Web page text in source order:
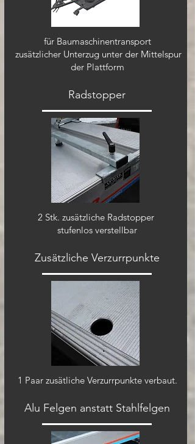
für Baumaschinentransport
zusätzlicher Unterzug unter der Mittelspur
der Plattform
Radstopper
2 Stk. zusätzliche Radstopper
stufenlos verstellbar
Zusätzliche Verzurrpunkte
1 Paar zusätliche Verzurrpunkte verbaut.
Alu Felgen anstatt Stahlfelgen